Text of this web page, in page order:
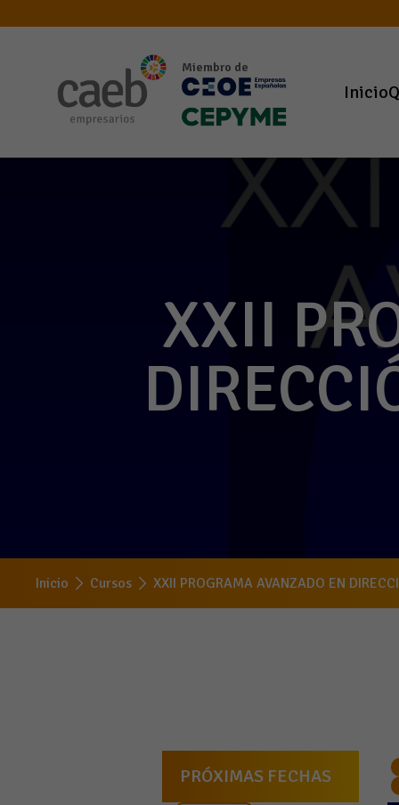
Miembro de
Inicio
XXII
Inicio Cursos XXII PROGRAMA AVANZADO EN
PRÓXIMAS FECHAS